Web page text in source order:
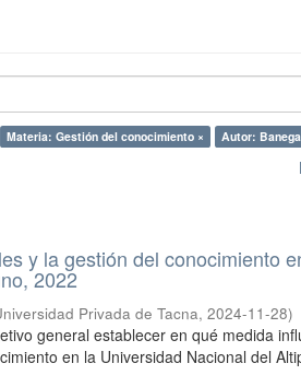
Materia: Gestión del conocimiento × Autor:
y la gestión del conocimiento
2022
Privada de Tacna,2024-11-28)
general establecer en qué medida
en la Universidad Nacional del